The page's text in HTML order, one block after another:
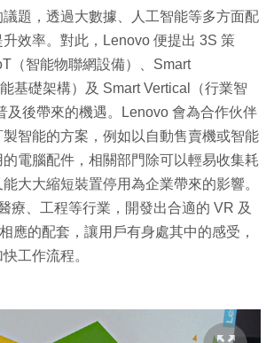
題，透過大數據、人工智能等多方面配
效率。對此，Lenovo 便提出 3S 策
（智能物聯網設備）、Smart
基礎架構）及 Smart Vertical（行業智
及後帶來的機遇。Lenovo 會為合作伙伴
智能的方案，例如以自動售賣機或智能
電腦配件，相關部門除可以輕易收集耗
大大縮短裝置停用為企業帶來的影響。
療、工程等行業，開發出合適的 VR 及
應的配套，讓用戶有身處其中的感受，
工作流程。